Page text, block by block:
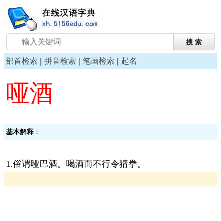
部首检索 | 拼音检索 | 笔画检索 | 起名
哑酒
基本解释 ：
1.俗谓哑巴酒。喝酒而不行令猜拳。